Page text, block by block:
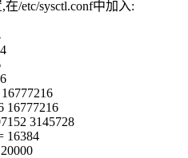
/etc/sysctl.conf中加入:
16777216
3145728
16384